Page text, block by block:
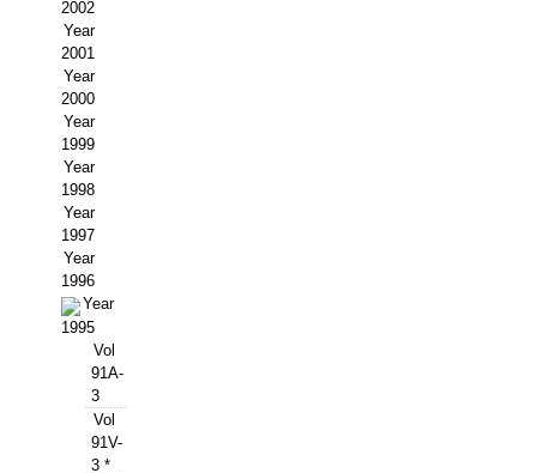
CONTACTO
BUSCADOR
2002
Year
2001
Year
2000
Year
1999
Year
1998
Year
1997
Year
1996
Year
1995
Vol
91A-
3
Vol
91V-
3 *